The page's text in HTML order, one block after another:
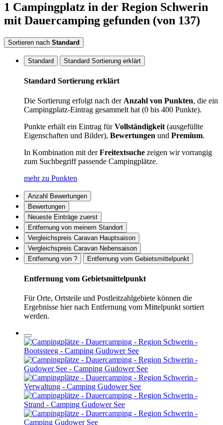
1 Campingplatz in der Region Schwerin
mit Dauercamping gefunden (von 137)
Sortieren nach Standard
Standard Standard Sortierung erklärt
Standard Sortierung erklärt
Die Sortierung erfolgt nach der Anzahl von Punkten, die ein
Campingplatz-Eintrag gesammelt hat (0 bis 400 Punkte).
Punkte erhält ein Eintrag fürVollständigkeit (ausgefüllte
Eigenschaften und Bilder), Bewertungen und Premium.
In Kombination mit derFreitextsuche zeigen wir vorrangig
zum Suchbegriff passende Campingplätze.
mehr zu Punkten
Anzahl Bewertungen
Bewertungen
Neueste Einträge zuerst
Entfernung von meinem Standort
Vergleichspreis Caravan Hauptsaison
Vergleichspreis Caravan Nebensaison
Entfernung von ?
Entfernung vom Gebietsmittelpunkt
Entfernung vom Gebietsmittelpunkt
Für Orte, Ortsteile und Postleitzahlgebiete können die
Ergebnisse hier nach Entfernung vom Mittelpunkt sortiert
werden.